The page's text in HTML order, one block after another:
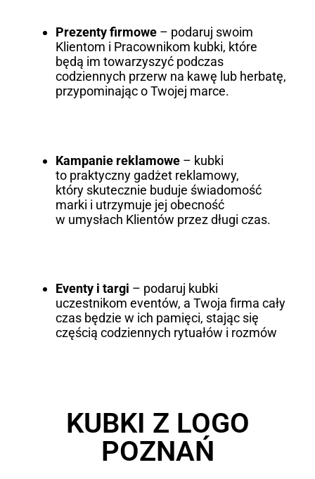
Prezenty firmowe– podaruj swoim
Klientom i Pracownikom kubki, które
będą im towarzyszyć podczas
codziennych przerw na kawę lub herbatę,
przypominając o Twojej marce.
Kampanie reklamowe– kubki
to praktyczny gadżet reklamowy,
który skutecznie buduje świadomość
marki i utrzymuje jej obecność
w umysłach Klientów przez długi czas.
Eventy i targi – podaruj kubki
uczestnikom eventów, a Twoja firma cały
czas będzie w ich pamięci, stając się
częścią codziennych rytuałów i rozmów
KUBKI Z LOGO
POZNAŃ